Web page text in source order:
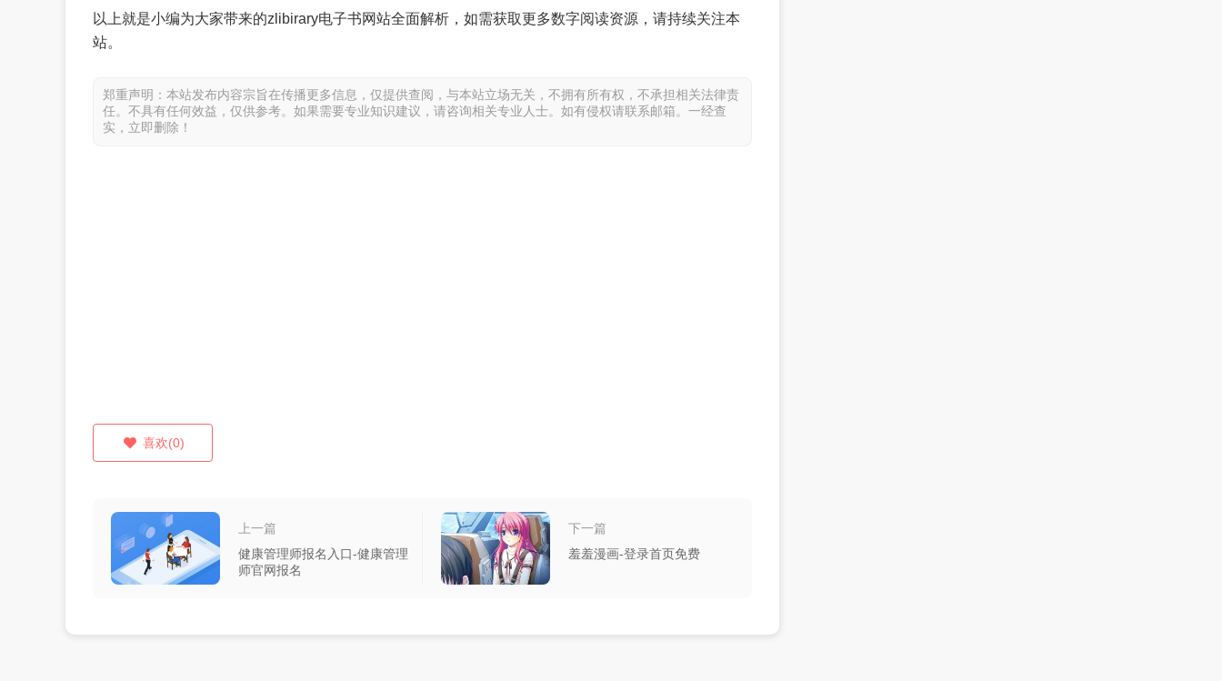
以上就是小编为大家带来的zlibirary电子书网站全面解析，如需获取更多数字阅读资源，请持续关注本
站。
郑重声明：本站发布内容宗旨在传播更多信息，仅提供查阅，与本站立场无关，不拥有所有权，不承担相关法律责
任。不具有任何效益，仅供参考。如果需要专业知识建议，请咨询相关专业人士。如有侵权请联系邮箱。一经查
实，立即删除！
喜欢(0)
上一篇
健康管理师报名入口-健康管理
师官网报名
下一篇
羞羞漫画-登录首页免费